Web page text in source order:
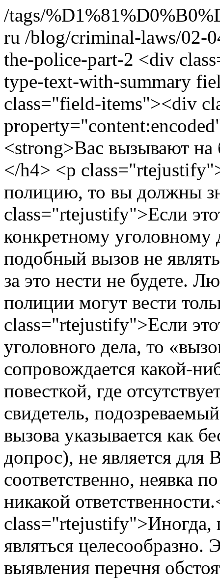
/tags/
ru /blog/criminal-laws/02-
the-police-part-2 <div
type-text-with-summary
class="field-items"><div
<strong>Вас вызывают
</h4> <p
полицию, то вы должны
class="rtejustify">Если
конкретному уголовному
подобный вызов не
за это нести не будете.
полиции могут вести
class="rtejustify">Если
уголовного дела, то
сопровождается какой-
повесткой, где
свидетель,
вызова указывается как
допрос), не является для
соответственно, неявка
никакой
class="rtejustify">Иногда,
являться
выявления перечня